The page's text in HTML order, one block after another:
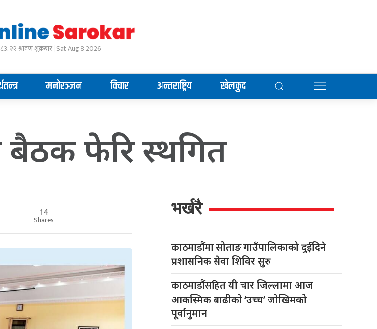
२२ श्रावण शुक्रबार | Sat Aug 8 2026
मनोरञ्जन विचार अन्तराष्ट्रिय खेलकुद
बैठक फेरि स्थगित
14
Shares
भर्खरै
काठमाडौंमासोताङ गाउँपालिकाको दुईदिने
प्रशासनिक सेवा शिविर सुरु
काठमाडौंसहितयी चार जिल्लामा आज
आकस्मिक बाढीको ‘उच्च’ जोखिमको
पूर्वानुमान